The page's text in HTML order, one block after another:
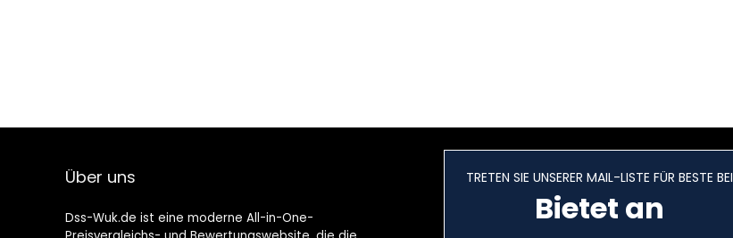
Über uns
Dss-Wuk.de ist eine moderne All-in-One-
TRETEN SIE UNSERER MAIL-LISTE FÜR BESTE BEI
Bietet an